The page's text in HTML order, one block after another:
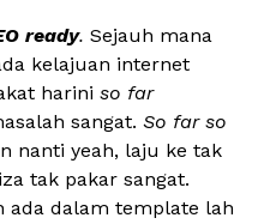
ready. Sejauh mana
kelajuan internet
harini so far
sangat. So far so
nanti yeah, laju ke tak
tak pakar sangat.
ada dalam template lah